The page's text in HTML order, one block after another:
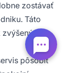
zostávať
Táto
pôsobiť